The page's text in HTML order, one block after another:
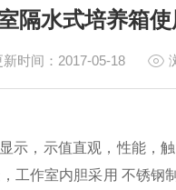
隔水式培养箱
新时间：2017-05-18
示，示值直观，性能，
工作室内胆采用 不锈